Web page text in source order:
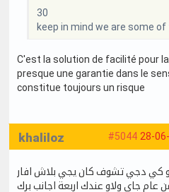
30
keep in mind we are some
C'est la solution de facilité pour
presque une garantie dans le
constitue toujours un risque
#5044 28-
khaliloz
كي دجي تشوف كان يجي بلاش افار
جاي ولاو عندك اربعة اجانب برك